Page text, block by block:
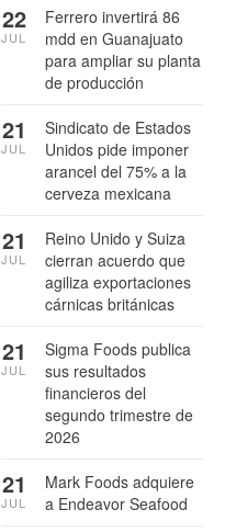
Ferrero invertirá 86
mdd en Guanajuato
para ampliar su planta
de producción
22
JUL
Sindicato de Estados
Unidos pide imponer
arancel del 75% a la
cerveza mexicana
21
JUL
Reino Unido y Suiza
cierran acuerdo que
agiliza exportaciones
cárnicas británicas
21
JUL
Sigma Foods publica
sus resultados
financieros del
segundo trimestre de
2026
21
JUL
Mark Foods adquiere
a Endeavor Seafood
21
JUL